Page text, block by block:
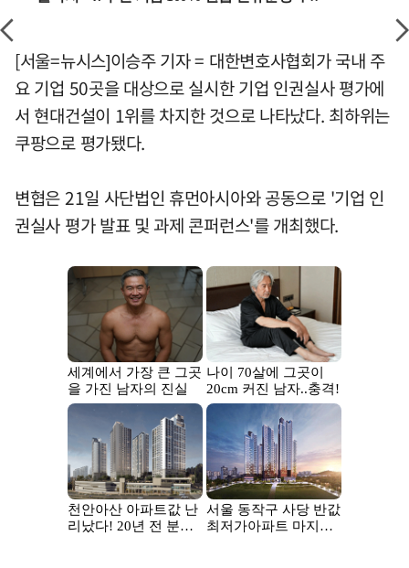
[서울=뉴시스]이승주 기자 = 대한변호사협회가 국내 주
요 기업 50곳을 대상으로 실시한 기업 인권실사 평가에
서 현대건설이 1위를 차지한 것으로 나타났다. 최하위는
쿠팡으로 평가됐다.
변협은 21일 사단법인 휴먼아시아와 공동으로 '기업 인
권실사 평가 발표 및 과제 콘퍼런스'를 개최했다.